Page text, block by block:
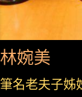
林婉美
筆名老夫子姊